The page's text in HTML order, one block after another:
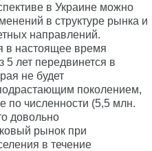
в Украине можно
в структуре рынка и
направлений.
в настоящее время
5 лет передвинется в
не будет
поколением,
по численности (5,5 млн.
довольно
рынок при
в течение